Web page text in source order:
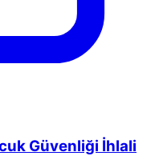
Güvenliği İhlali